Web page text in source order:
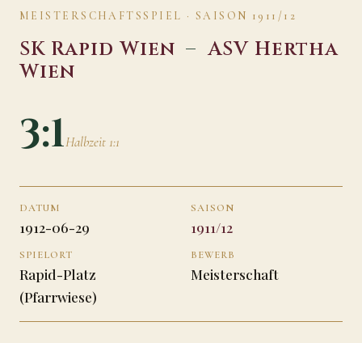
MEISTERSCHAFTSSPIEL · SAISON 1911/12
SK Rapid Wien –ASV Hertha
Wien
3:1Halbzeit 1:1
DATUM
1912-06-29
SAISON
1911/12
SPIELORT
Rapid-Platz
(Pfarrwiese)
BEWERB
Meisterschaft